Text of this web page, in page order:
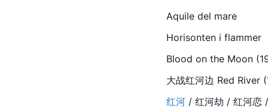
Aquile del mare
Horisonten i flammer
Blood on the Moon
大战红河边 Red River
红河 / 红河劫 / 红河恋